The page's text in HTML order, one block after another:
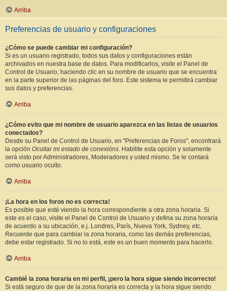
Arriba
Preferencias de usuario y configuraciones
¿Cómo se puede cambiar mi configuración?
Si es un usuario registrado, todos sus datos y configuraciones están
archivados en nuestra base de datos. Para modificarlos, visite el Panel de
Control de Usuario; haciendo clic en su nombre de usuario que se encuentra
en la parte superior de las páginas del foro. Este sistema le permitirá cambiar
sus datos y preferencias.
Arriba
¿Cómo evito que mi nombre de usuario aparezca en las listas de usuarios
conectados?
Desde su Panel de Control de Usuario, en "Preferencias de Foros", encontrará
la opción Ocultar mi estado de conexións. Habilite esta opción y solamente
será visto por Administradores, Moderadores y usted mismo. Se le contará
como usuario oculto.
Arriba
¡La hora en los foros no es correcta!
Es posible que esté viendo la hora correspondiente a otra zona horaria. Si
este es el caso, visite el Panel de Control de Usuario y defina su zona horaria
de acuerdo a su ubicación, e.j. Londres, París, Nueva York, Sydney, etc.
Recuerde que para cambiar la zona horaria, como las demás preferencias,
debe estar registrado. Si no lo está, este es un buen momento para hacerlo.
Arriba
Cambié la zona horaria en mi perfil, ¡pero la hora sigue siendo incorrecto!
Si está seguro de que de la zona horaria es correcta y la hora sigue siendo